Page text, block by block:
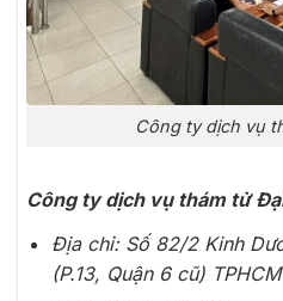
Công ty dịch vụ
Công ty dịch vụ thám tử
Địa chỉ: Số 82/2 Kinh
(P.13, Quận 6 cũ) TPHCM